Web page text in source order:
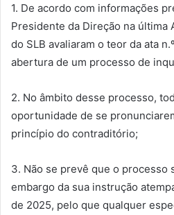
1. De acordo com informações
Presidente da Direção na última
do SLB avaliaram o teor da ata
abertura de um processo de
2. ⁠No âmbito desse processo,
oportunidade de se
princípio do contraditório;
3. Não se prevê que o processo
embargo da sua instrução
de 2025, pelo que qualquer